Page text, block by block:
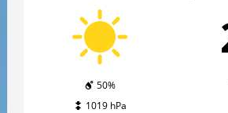
50%
1019 hPa